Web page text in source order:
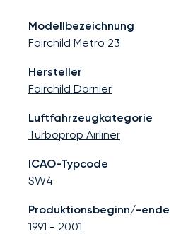
Modellbezeichnung
Fairchild Metro 23
Hersteller
Fairchild Dornier
Luftfahrzeugkategorie
Turboprop Airliner
ICAO-Typcode
SW4
Produktionsbeginn/-ende
1991 - 2001